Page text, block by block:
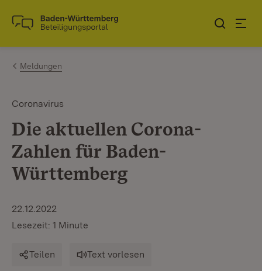
Zum Inhalt springen
Link zur Startseite
Meldungen
Coronavirus
Die aktuellen Corona-
Zahlen für Baden-
Württemberg
22.12.2022
Lesezeit: 1 Minute
Teilen Text vorlesen